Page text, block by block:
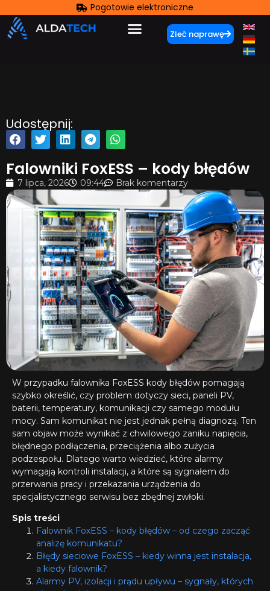
Pogotowie elektroniczne
Zleć naprawę
Udostępnij:
Falowniki FoxESS – kody błędów
7 lipca, 2026 09:44 Brak komentarzy
W przypadku falownika FoxESS kody błędów pomagają
szybko określić, czy problem dotyczy sieci, paneli PV,
baterii, temperatury, komunikacji czy samego modułu
mocy. Sam komunikat nie jest jednak pełną diagnozą. Ten
sam objaw może wynikać z chwilowego zaniku napięcia,
błędnego podłączenia, przeciążenia albo zużycia
podzespołu. Dlatego warto wiedzieć, które alarmy
wymagają kontroli instalacji, a które są sygnałem do
przerwania pracy i przekazania urządzenia do
specjalistycznego serwisu bez zbędnej zwłoki.
Spis treści
Falownik FoxESS – kody błędów – od czego zacząć
analizę komunikatu?
Błędy sieciowe FoxESS – kiedy winna jest instalacja,
a kiedy falownik?
Alarmy PV, izolacji i prądu upływu – sygnały, których